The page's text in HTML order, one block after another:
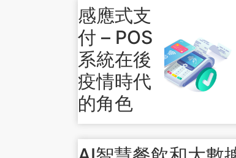
感應式支
付 – POS
系統在後
疫情時代
的角色